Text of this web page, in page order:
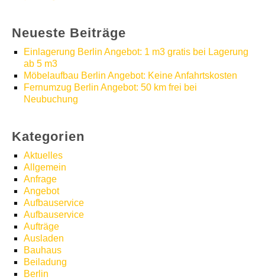
Neueste Beiträge
Einlagerung Berlin Angebot: 1 m3 gratis bei Lagerung
ab 5 m3
Möbelaufbau Berlin Angebot: Keine Anfahrtskosten
Fernumzug Berlin Angebot: 50 km frei bei
Neubuchung
Kategorien
Aktuelles
Allgemein
Anfrage
Angebot
Aufbauservice
Aufbauservice
Aufträge
Ausladen
Bauhaus
Beiladung
Berlin